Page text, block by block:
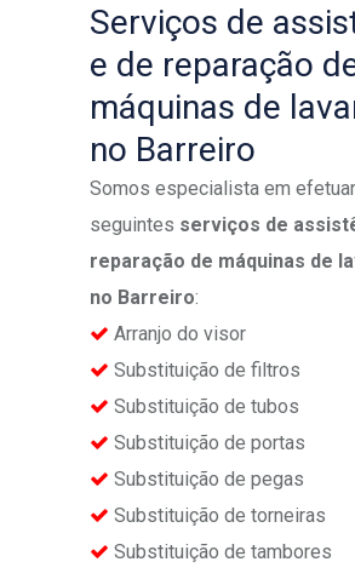
Serviços de
e de reparação
máquinas de
no Barreiro
Somos especialista em
seguintes serviços de
reparação de máquinas de
no Barreiro:
Arranjo do visor
Substituição de filtros
Substituição de tubos
Substituição de portas
Substituição de pegas
Substituição de torneiras
Substituição de tambores